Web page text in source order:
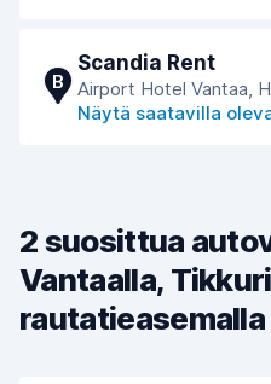
B
Scandia Rent
Airport Hotel Vantaa,
Näytä saatavilla
2 suosittua
Vantaalla,